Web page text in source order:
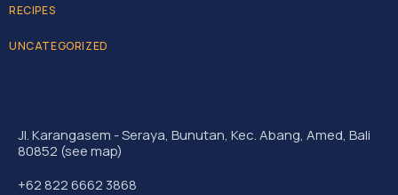
RECIPES
UNCATEGORIZED
Jl. Karangasem - Seraya, Bunutan, Kec. Abang, Amed, Bali
80852 (see map)
+62 822 6662 3868